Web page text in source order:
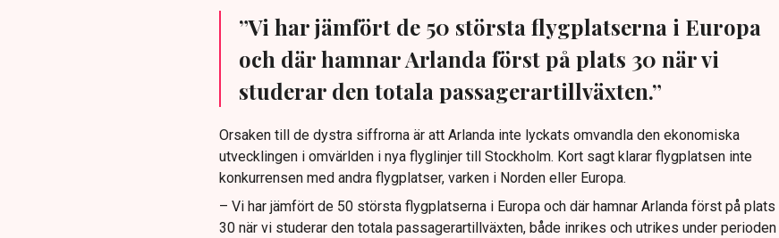
”Vi har jämfört de 50 största flygplatserna i Europa
och där hamnar Arlanda först på plats 30 när vi
studerar den totala passagerartillväxten.”
Orsaken till de dystra siffrorna är att Arlanda inte lyckats omvandla den ekonomiska
utvecklingen i omvärlden i nya flyglinjer till Stockholm. Kort sagt klarar flygplatsen inte
konkurrensen med andra flygplatser, varken i Norden eller Europa.
– Vi har jämfört de 50 största flygplatserna i Europa och där hamnar Arlanda först på plats
30 när vi studerar den totala passagerartillväxten, både inrikes och utrikes under perioden